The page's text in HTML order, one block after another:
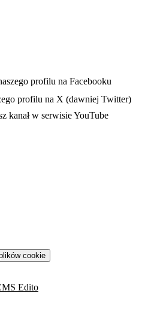
w nowej karcieprofilu na Facebooku
profilu na X (dawniej Twitter)
w nowej karcie
kanał w serwisie YouTube
cookie
Edito